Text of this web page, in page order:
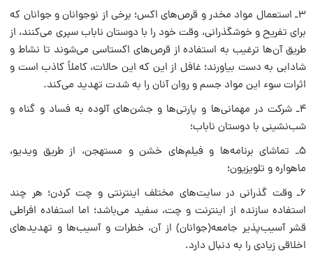
۳ـ استعمال مواد مخدر و قرص‌هاى اکس؛ برخى از نوجوانان و جوانان که
براى تفریح و خوشگذرانى، وقت خود را با دوستان ناباب سپرى مى‌کنند، از
طریق آن‌ها ترغیب به استفاده از قرص‌هاى اکستاسى مى‌شوند تا نشاط و
شادابى به دست بیاورند؛ غافل از این که این حالات، کاملاً کاذب است و
اثرات سوء این مواد جسم و روان آنان را به شدت تهدید مى‌کند.
۴ـ شرکت در مهمانى‌ها و پارتى‌ها و جشن‌هاى آلوده به فساد و گناه و
شب‌نشینى با دوستان ناباب؛
۵ـ تماشاى برنامه‌ها و فیلم‌هاى خشن و مستهجن، از طریق ویدیو،
ماهواره و تلویزیون؛
۶ـ وقت گذرانى در سایت‌هاى مختلف اینترنتى و چت کردن؛ هر چند
استفاده سازنده از اینترنت و چت، سفید مى‌باشد؛ اما استفاده افراطى
قشر آسیب‌پذیر جامعه(جوانان) از آن، خطرات و آسیب‌ها و تهدیدهاى
اخلاقى زیادى را به دنبال دارد.